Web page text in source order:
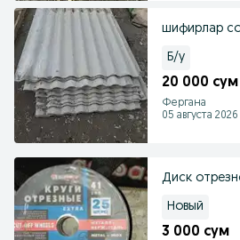
шифирлар
Б/у
20 000 сум
Фергана
05 августа 2026
Диск
Новый
3 000 сум